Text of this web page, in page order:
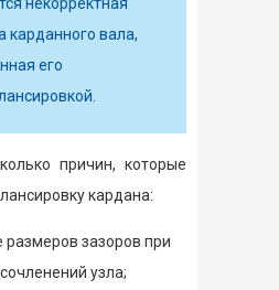
карданного вала,
его
причин, которые
кардана:
зазоров при
узла;